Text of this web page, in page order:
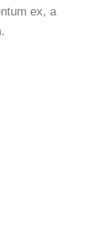
ex, a